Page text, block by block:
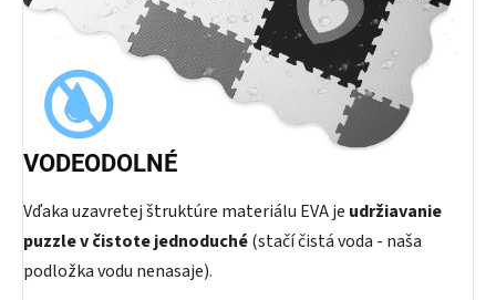
VODEODOLNÉ
Vďaka uzavretej štruktúre materiálu EVA je udržiavanie
puzzle v čistotejednoduché(stačí čistá voda - naša
podložka vodu nenasaje).